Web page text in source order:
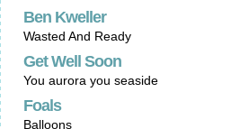
Ben Kweller
Wasted And Ready
Get Well Soon
You aurora you seaside
Foals
Balloons